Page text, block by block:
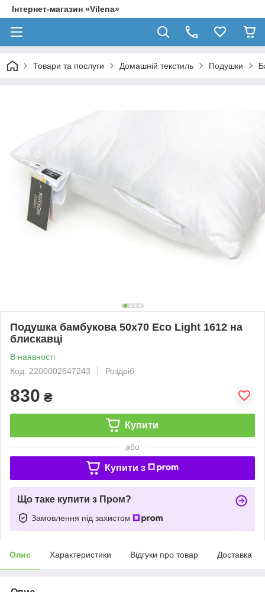
Інтернет-магазин «Vilena»
Товари та послуги Домашній текстиль Подушки
Подушка бамбукова 50х70 Eco Light 1612 на
блискавці
В наявності
Код: 2200002647243
Роздріб
830 ₴
Купити
або
Купити з
Що таке купити з Пром?
Замовлення під захистом
Опис Характеристики Відгуки про товар Доставка